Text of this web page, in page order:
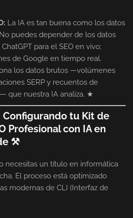
La IA es tan buena como los datos
puedes depender de los datos
para el SEO en vivo;
de Google en tiempo real.
los datos brutos —volúmenes
SERP y recuentos de
que nuestra IA analiza. ★
Configurando tu Kit de
Profesional con IA en
⚒
necesitas un título en informática
El proceso está optimizado
modernas de CLI (Interfaz de